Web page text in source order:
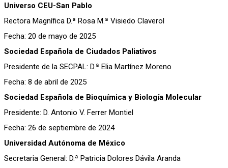
Universo CEU-San Pablo
Rectora Magnífica D.ª Rosa M.ª Visiedo Claverol
Fecha: 20 de mayo de 2025
Sociedad Española de Ciudados Paliativos
Presidente de la SECPAL: D.ª Elia Martínez Moreno
Fecha: 8 de abril de 2025
Sociedad Española de Bioquímica y Biología Molecular
Presidente: D. Antonio V. Ferrer Montiel
Fecha: 26 de septiembre de 2024
Universidad Autónoma de México
Secretaria General: D.ª Patricia Dolores Dávila Aranda